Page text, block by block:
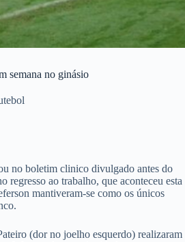
semana no ginásio
no boletim clinico divulgado antes do
regresso ao trabalho, que aconteceu esta
mantiveram-se como os únicos
(dor no joelho esquerdo) realizaram